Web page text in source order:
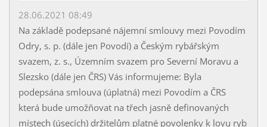
28.06.2021 08:49
Na základě podepsané nájemní smlouvy mezi Povodím
Odry, s. p. (dále jen Povodí) a Českým rybářským
svazem, z. s., Územním svazem pro Severní Moravu a
Slezsko (dále jen ČRS) Vás informujeme: Byla
podepsána smlouva (úplatná) mezi Povodím a ČRS
která bude umožňovat na třech jasně definovaných
místech (úsecích) držitelům platné povolenky k lovu ryb